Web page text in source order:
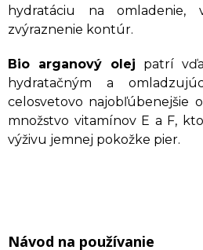
hydratáciu na omladenie,
zvýraznenie kontúr.
Bio arganový olej patrí
hydratačným a
celosvetovo najobľúbenejšie
množstvo vitamínov E a F,
výživu jemnej pokožke pier.
Návod na používanie